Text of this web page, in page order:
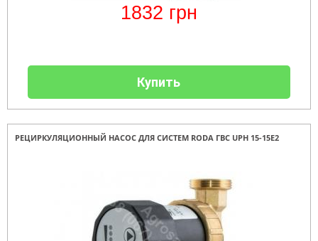
1832 грн
Купить
РЕЦИРКУЛЯЦИОННЫЙ НАСОС ДЛЯ СИСТЕМ RODA ГВС UPH 15-15E2